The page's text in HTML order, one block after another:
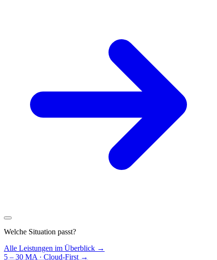
Welche Situation passt?
Alle Leistungen im Überblick →
5 – 30 MA · Cloud-First →